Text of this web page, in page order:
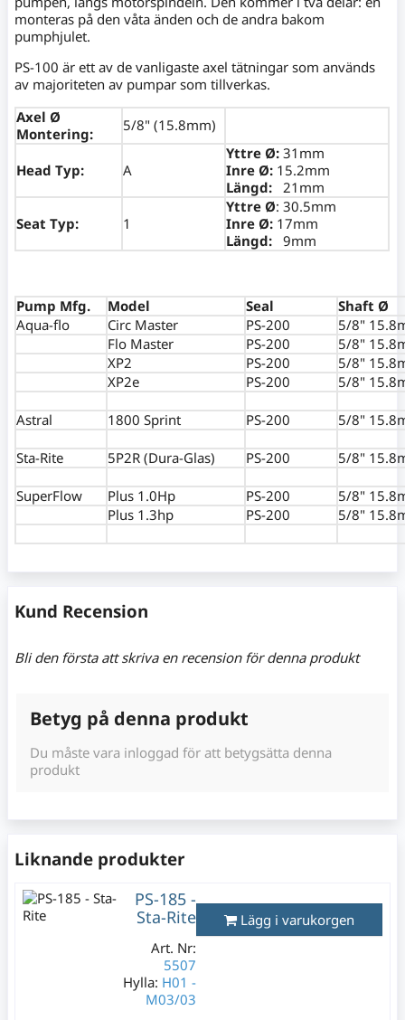
monteras på den våta änden och de andra bakom
pumphjulet.
PS-100 är ett av de vanligaste axel tätningar som används
av majoriteten av pumpar som tillverkas.
Axel Ø
Montering:
5/8" (15.8mm)
Head Typ: A
Yttre Ø: 31mm
Inre Ø: 15.2mm
Längd: 21mm
Seat Typ:
1
Yttre Ø: 30.5mm
Inre Ø: 17mm
Längd: 9mm
Pump Mfg. Model Seal
Shaft Ø
Aqua-flo
Circ Master PS-200
5/8"
Flo Master
PS-200
5/8"
XP2
PS-200
5/8"
XP2e
PS-200 5/8"
Astral 1800 Sprint PS-200 5/8"
Sta-Rite 5P2R (Dura-Glas) PS-200 5/8"
SuperFlow Plus 1.0Hp PS-200
5/8"
Plus 1.3hp
PS-200 5/8"
Kund Recension
Bli den första att skriva en recension för denna produkt
Betyg på denna produkt
Du måste vara inloggad för att betygsätta denna
produkt
Liknande produkter
PS-185 -
Sta-Rite
Art. Nr:
5507
Hylla: H01 -
M03/03
Lägg i varukorgen